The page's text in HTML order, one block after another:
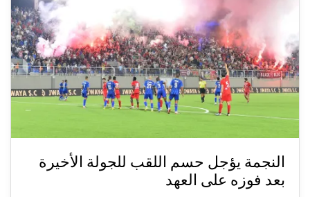
النجمة يؤجل حسم اللقب للجولة الأخيرة
بعد فوزه على العهد